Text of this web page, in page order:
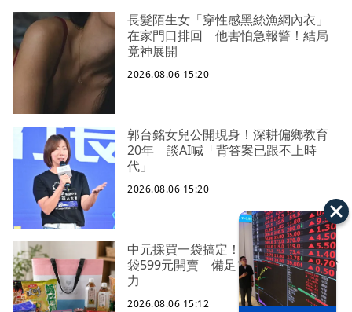
長髮陌生女「穿性感黑絲漁網內衣」
在家門口排回 他害怕急報警！結局
竟神展開
2026.08.06 15:20
郭台銘女兒公開現身！深耕偏鄉教育
20年 談AI喊「背答案已跟不上時
代」
2026.08.06 15:20
中元採買一袋搞定！萊爾富限量普渡
袋599元開賣 備足12款商品祭祀超省
力
2026.08.06 15:12